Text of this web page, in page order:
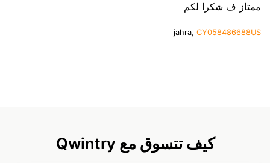
ممتاز ف شكرا لكم
jahra, CY058486688US
كيف تتسوق مع Qwintry